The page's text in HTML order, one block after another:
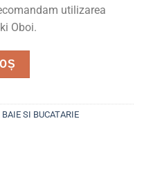
utilizarea
Oboi.
pentru baie si bucatarie,
SI BUCATARIE